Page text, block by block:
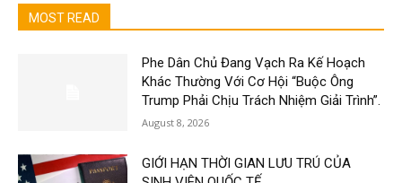
MOST READ
Phe Dân Chủ Đang Vạch Ra Kế Hoạch
Khác Thường Với Cơ Hội “Buộc Ông
Trump Phải Chịu Trách Nhiệm Giải Trình”.
August 8, 2026
GIỚI HẠN THỜI GIAN LƯU TRÚ CỦA